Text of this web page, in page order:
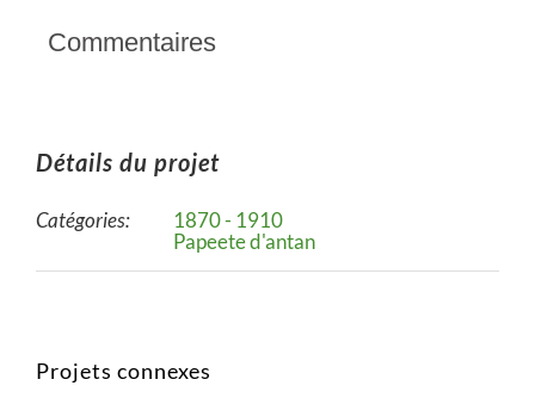
Commentaires
Détails du projet
Catégories:
1870 - 1910
Papeete d'antan
Projets connexes